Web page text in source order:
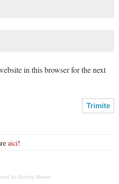
in this browser for the next
aici!
by Surfing Waves